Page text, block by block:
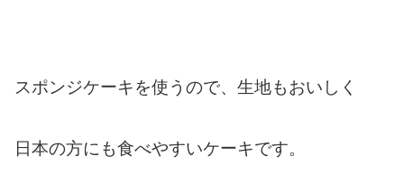
スポンジケーキを使うので、生地もおいしく
日本の方にも食べやすいケーキです。